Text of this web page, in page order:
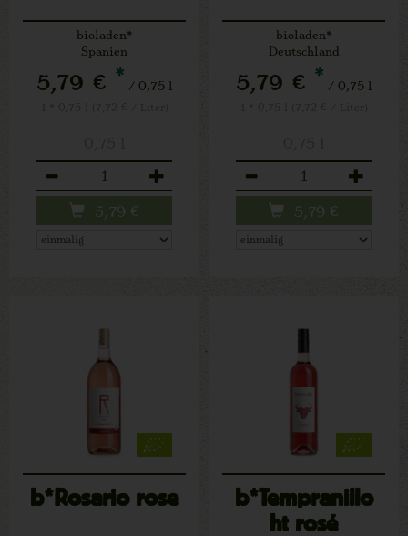
bioladen*
Spanien
5,79 € * / 0,75 l
5,79 €
bioladen*
Deutschland
5,79 € * / 0,75 l
5,79 €
b*Rosario rose
b*Tempranillo
ht rosé